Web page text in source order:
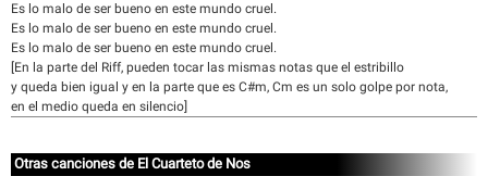
Es lo malo de ser bueno en este mundo cruel.
Es lo malo de ser bueno en este mundo cruel.
Es lo malo de ser bueno en este mundo cruel.
[En la parte del Riff, pueden tocar las mismas notas que el estribillo
y queda bien igual y en la parte que es C#m, Cm es un solo golpe por nota,
en el medio queda en silencio]
Otras canciones de El Cuarteto de Nos